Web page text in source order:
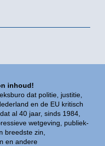
inhoud!
dat politie, justitie,
en de EU kritisch
al 40 jaar, sinds 1984,
wetgeving, publiek-
breedste zin,
en andere